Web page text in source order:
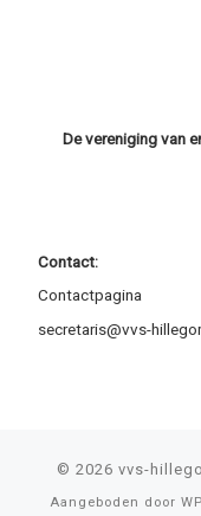
De vereniging van
Contact:
Contactpagina
secretaris@vvs-
© 2026 vvs-
Aangeboden door WP